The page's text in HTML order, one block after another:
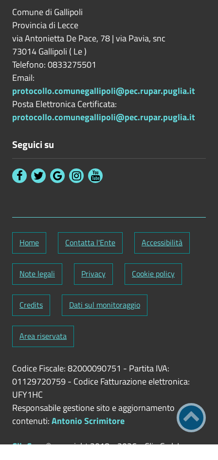
Comune di Gallipoli
Provincia di Lecce
via Antonietta De Pace, 78 | via Pavia, snc
73014Gallipoli ( Le)
Telefono: 0833275501
Email:
protocollo.comunegallipoli@pec.rupar.puglia.it
Posta Elettronica Certificata:
protocollo.comunegallipoli@pec.rupar.puglia.it
Seguici su
Home Contatta l'Ente Accessibilità
Note legali Privacy Cookie policy
Credits Dati sul monitoraggio
Area riservata
Codice Fiscale: 82000090751 - Partita IVA:
01129720759- Codice Fatturazione elettronica:
UFY1HC
Responsabile gestione sito e aggiornamento
contenuti:Antonio Scrimitore
ClioCom© copyright 2018 - 2026 - Clio S.r.l. Lecce -